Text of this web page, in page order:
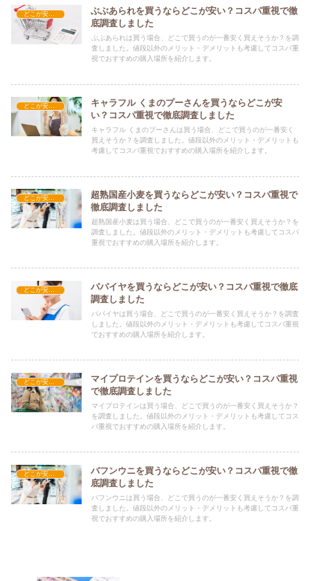
どこが安い？-食品・食材
ぶぶあられを買うならどこが安い？コスパ重視で徹
底調査しました
ぶぶあられは買う場合、どこで買うのが一番安く買えそうか？を調
査しました。値段以外のメリット・デメリットも考慮してコスパ重
視でおすすめの購入場所を紹介します。
どこが安い？-食品・食材
キャラフル くまのプーさんを買うならどこが安
い？コスパ重視で徹底調査しました
キャラフル くまのプーさんは買う場合、どこで買うのが一番安く
買えそうか？を調査しました。値段以外のメリット・デメリットも
考慮してコスパ重視でおすすめの購入場所を紹介します。
どこが安い？-食品・食材
超熟国産小麦を買うならどこが安い？コスパ重視で
徹底調査しました
超熟国産小麦は買う場合、どこで買うのが一番安く買えそうか？を
調査しました。値段以外のメリット・デメリットも考慮してコスパ
重視でおすすめの購入場所を紹介します。
どこが安い？-食品・食材
パパイヤを買うならどこが安い？コスパ重視で徹底
調査しました
パパイヤは買う場合、どこで買うのが一番安く買えそうか？を調査
しました。値段以外のメリット・デメリットも考慮してコスパ重視
でおすすめの購入場所を紹介します。
どこが安い？-食品・食材
マイプロテインを買うならどこが安い？コスパ重視
で徹底調査しました
マイプロテインは買う場合、どこで買うのが一番安く買えそうか？
を調査しました。値段以外のメリット・デメリットも考慮してコス
パ重視でおすすめの購入場所を紹介します。
どこが安い？-食品・食材
バフンウニを買うならどこが安い？コスパ重視で徹
底調査しました
バフンウニは買う場合、どこで買うのが一番安く買えそうか？を調
査しました。値段以外のメリット・デメリットも考慮してコスパ重
視でおすすめの購入場所を紹介します。